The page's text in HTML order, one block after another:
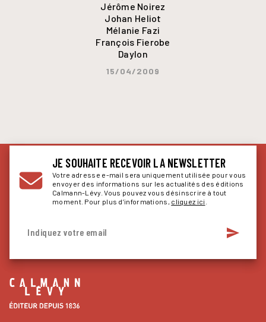
Jérôme Noirez
Johan Heliot
Mélanie Fazi
François Fierobe
Daylon
15/04/2009
JE SOUHAITE RECEVOIR LA NEWSLETTER
Votre adresse e-mail sera uniquement utilisée pour vous
envoyer des informations sur les actualités des éditions
Calmann-Lévy. Vous pouvez vous désinscrire à tout
moment. Pour plus d’informations, cliquez ici
Indiquez votre email send